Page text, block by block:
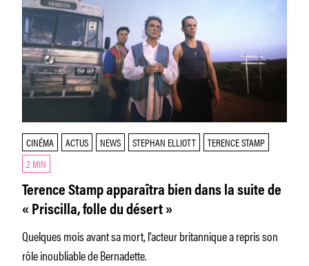
CINÉMA ACTUS NEWS STEPHAN ELLIOTT
TERENCE STAMP
2 MIN
Terence Stamp apparaîtra bien dans la suite de
« Priscilla, folle du désert »
Quelques mois avant sa mort, l’acteur britannique a repris son
rôle inoubliable de Bernadette.